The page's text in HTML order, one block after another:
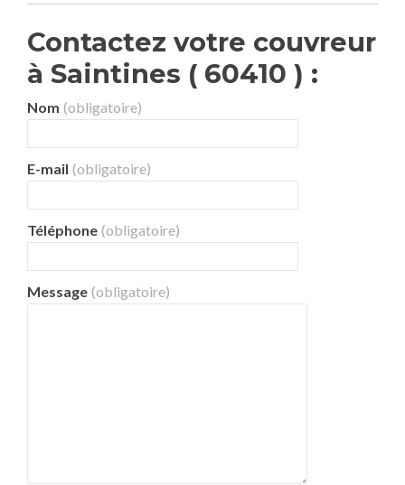
Contactez votre couvreur
à Saintines ( 60410 ) :
Nom (obligatoire)
E-mail (obligatoire)
Téléphone (obligatoire)
Message (obligatoire)